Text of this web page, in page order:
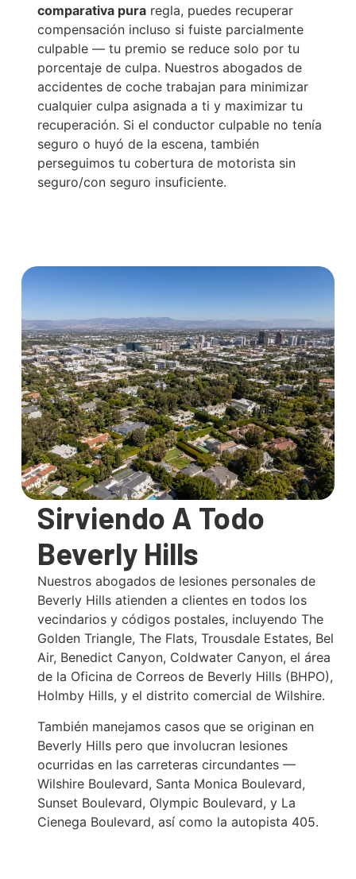
comparativa puraregla, puedes recuperar
compensación incluso si fuiste parcialmente
culpable — tu premio se reduce solo por tu
porcentaje de culpa. Nuestros abogados de
accidentes de coche trabajan para minimizar
cualquier culpa asignada a ti y maximizar tu
recuperación. Si el conductor culpable no tenía
seguro o huyó de la escena, también
perseguimos tu cobertura de motorista sin
seguro/con seguro insuficiente.
Sirviendo A Todo
Beverly Hills
Nuestros abogados de lesiones personales de
Beverly Hills atienden a clientes en todos los
vecindarios y códigos postales, incluyendo The
Golden Triangle, The Flats, Trousdale Estates, Bel
Air, Benedict Canyon, Coldwater Canyon, el área
de la Oficina de Correos de Beverly Hills (BHPO),
Holmby Hills, y el distrito comercial de Wilshire.
También manejamos casos que se originan en
Beverly Hills pero que involucran lesiones
ocurridas en las carreteras circundantes —
Wilshire Boulevard, Santa Monica Boulevard,
Sunset Boulevard, Olympic Boulevard, y La
Cienega Boulevard, así como la autopista 405.